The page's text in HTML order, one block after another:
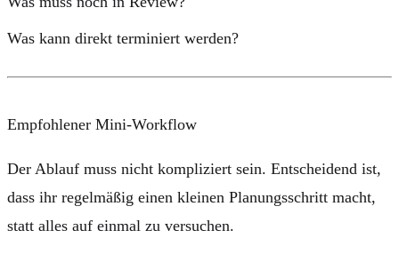
Was kann direkt terminiert werden?
Empfohlener Mini-Workflow
Der Ablauf muss nicht kompliziert sein. Entscheidend ist,
dass ihr regelmäßig einen kleinen Planungsschritt macht,
statt alles auf einmal zu versuchen.